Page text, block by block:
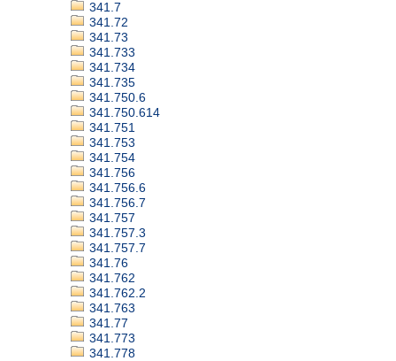
341.7
341.72
341.73
341.733
341.734
341.735
341.750.6
341.750.614
341.751
341.753
341.754
341.756
341.756.6
341.756.7
341.757
341.757.3
341.757.7
341.76
341.762
341.762.2
341.763
341.77
341.773
341.778